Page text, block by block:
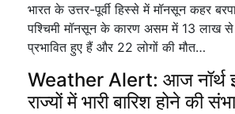
भारत के उत्तर-पूर्वी हिस्से में मॉनसून कहर
पश्चिमी मॉनसून के कारण असम में 13 लाख से
प्रभावित हुए हैं और 22 लोगों की मौत…
Weather Alert: आज नॉर्थ
राज्यों में भारी बारिश होने की